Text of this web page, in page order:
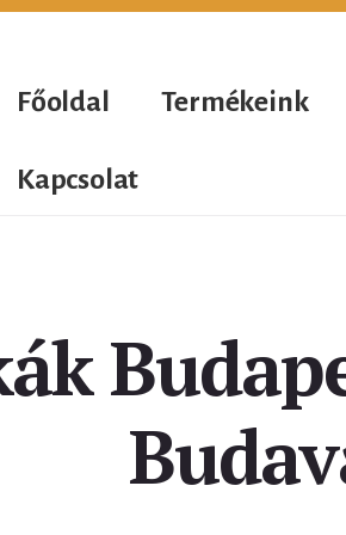
Főoldal Termékeink
Kapcsolat